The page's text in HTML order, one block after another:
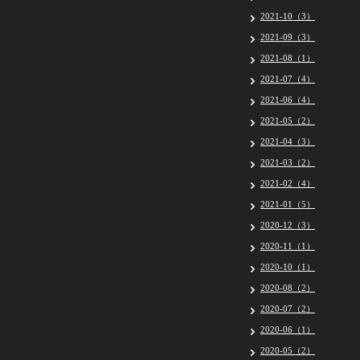
2021-10（3）
2021-09（3）
2021-08（1）
2021-07（4）
2021-06（4）
2021-05（2）
2021-04（3）
2021-03（2）
2021-02（4）
2021-01（5）
2020-12（3）
2020-11（1）
2020-10（1）
2020-08（2）
2020-07（2）
2020-06（1）
2020-05（2）